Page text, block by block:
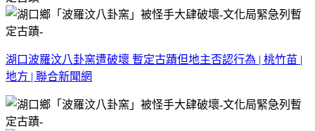
湖口波羅汶八卦窯遭破壞 暫定古蹟但地主否認行為 | 桃竹苗 |
地方 | 聯合新聞網